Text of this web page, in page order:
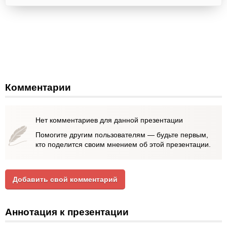
Комментарии
Нет комментариев для данной презентации
Помогите другим пользователям — будьте первым,
кто поделится своим мнением об этой презентации.
Добавить свой комментарий
Аннотация к презентации